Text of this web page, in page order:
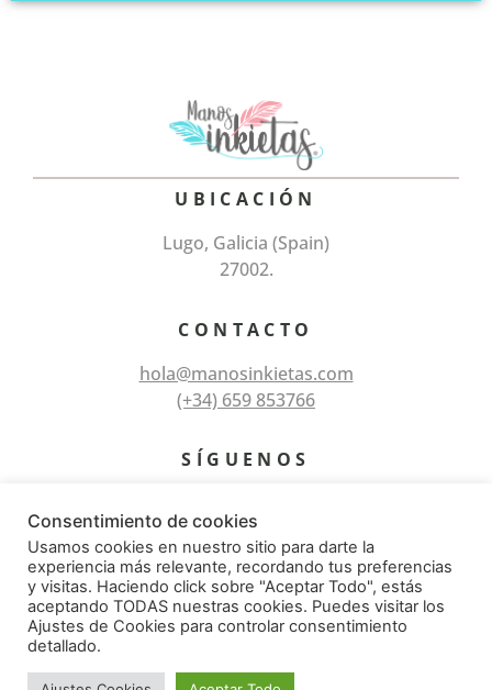
UBICACIÓN
Lugo, Galicia (Spain)
27002.
CONTACTO
hola@manosinkietas.com
(+34) 659 853766
SÍGUENOS
© Todos los derechos reservados 2026 – Manos
Consentimiento de cookies
Usamos cookies en nuestro sitio para darte la
experiencia más relevante, recordando tus preferencias
y visitas. Haciendo click sobre "Aceptar Todo", estás
aceptando TODAS nuestras cookies. Puedes visitar los
Ajustes de Cookies para controlar consentimiento
detallado.